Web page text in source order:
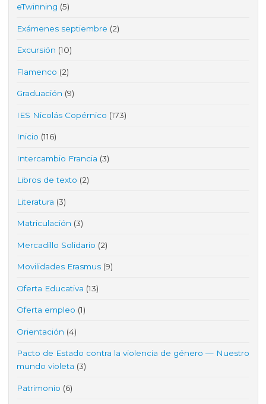
eTwinning (5)
Exámenes septiembre (2)
Excursión (10)
Flamenco (2)
Graduación (9)
IES Nicolás Copérnico (173)
Inicio (116)
Intercambio Francia (3)
Libros de texto (2)
Literatura (3)
Matriculación (3)
Mercadillo Solidario (2)
Movilidades Erasmus (9)
Oferta Educativa (13)
Oferta empleo (1)
Orientación (4)
Pacto de Estado contra la violencia de género — Nuestro
mundo violeta (3)
Patrimonio (6)